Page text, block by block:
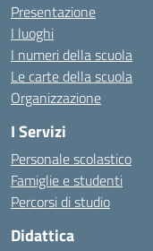
Presentazione
I luoghi
I numeri della scuola
Le carte della scuola
Organizzazione
I Servizi
Personale scolastico
Famiglie e studenti
Percorsi di studio
Didattica